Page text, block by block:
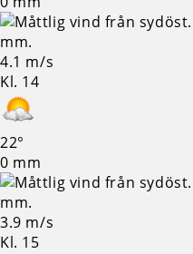
4.1 m/s
Kl. 14
22°
0 mm
3.9 m/s
Kl. 15